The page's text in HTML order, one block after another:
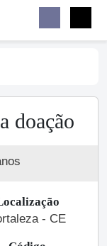
doação
- CE